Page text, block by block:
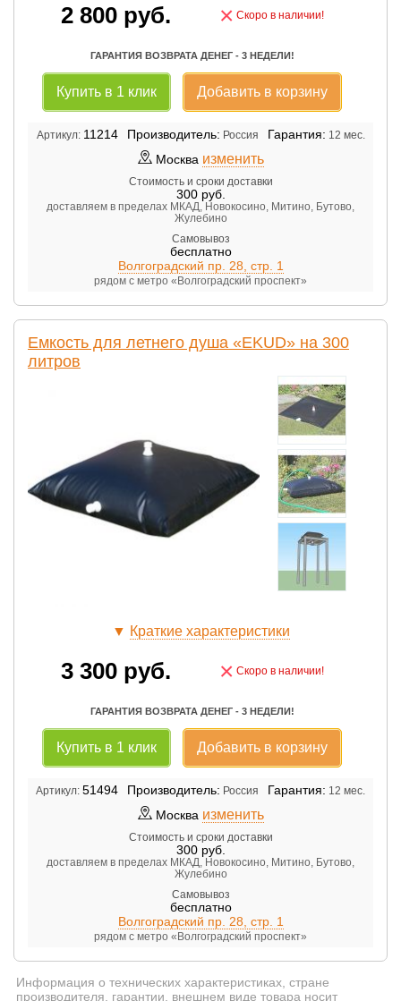
2 800 руб. × Скоро в наличии!
ГАРАНТИЯ ВОЗВРАТА ДЕНЕГ - 3 НЕДЕЛИ!
Купить в 1 клик Добавить в корзину
Артикул: 11214 Производитель: Россия Гарантия: 12 мес.
Москва изменить
Стоимость и сроки доставки
300руб.
доставляем в пределах МКАД, Новокосино, Митино, Бутово,
Жулебино
Самовывоз
бесплатно
Волгоградский пр. 28, стр. 1
рядом с метро «Волгоградский проспект»
Емкость для летнего душа «EKUD» на 300
литров
▼ Краткие характеристики
3 300 руб. × Скоро в наличии!
ГАРАНТИЯ ВОЗВРАТА ДЕНЕГ - 3 НЕДЕЛИ!
Купить в 1 клик Добавить в корзину
Артикул: 51494 Производитель: Россия Гарантия: 12 мес.
Москва изменить
Стоимость и сроки доставки
300руб.
доставляем в пределах МКАД, Новокосино, Митино, Бутово,
Жулебино
Самовывоз
бесплатно
Волгоградский пр. 28, стр. 1
рядом с метро «Волгоградский проспект»
Информация о технических характеристиках, стране
производителя, гарантии, внешнем виде товара носит